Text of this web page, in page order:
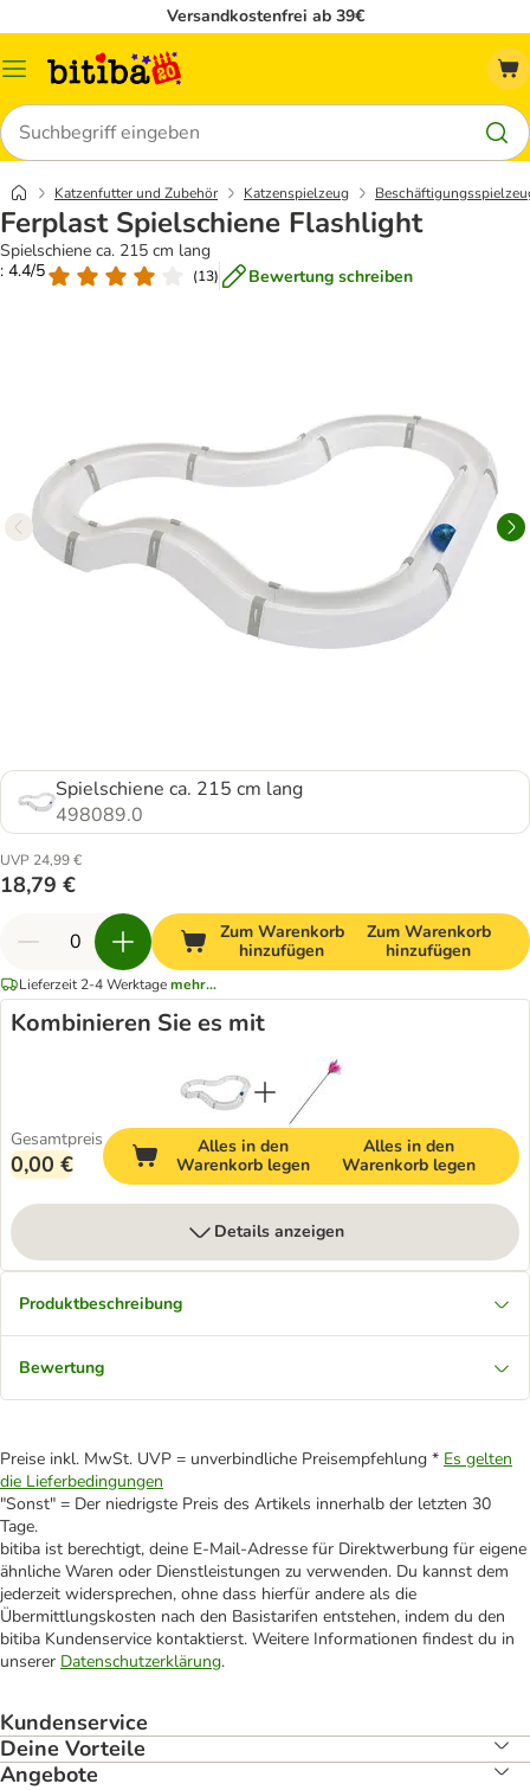
Versandkostenfrei ab 39€
Menü
Suchen
Katzenfutter und Zubehör Katzenspielzeug
Ferplast Spielschiene Flashlight
Spielschiene ca. 215 cm lang
: 4.4/5
(13) Bewertung schreiben
Spielschiene ca. 215 cm lang
498089.0
UVP 24,99 €
18,79 €
Zum Warenkorb
hinzufügen
Zum Warenkorb
hinzufügen
Lieferzeit 2-4 Werktagemehr...
Kombinieren Sie es mit
Gesamtpreis
0,00 €
Alles in den
Warenkorb legen
Alles in den
Warenkorb legen
Details anzeigen
Produktbeschreibung
Bewertung
Preise inkl. MwSt. UVP = unverbindliche Preisempfehlung * Es gelten
die Lieferbedingungen
"Sonst" = Der niedrigste Preis des Artikels innerhalb der letzten 30
Tage.
bitiba ist berechtigt, deine E-Mail-Adresse für Direktwerbung für eigene
ähnliche Waren oder Dienstleistungen zu verwenden. Du kannst dem
jederzeit widersprechen, ohne dass hierfür andere als die
Übermittlungskosten nach den Basistarifen entstehen, indem du den
bitiba Kundenservice kontaktierst. Weitere Informationen findest du in
unserer Datenschutzerklärung.
Kundenservice
Deine Vorteile
Angebote